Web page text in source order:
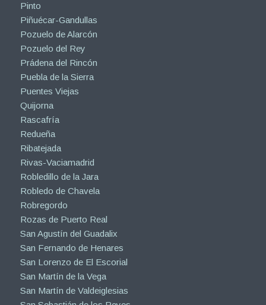
Pinto
Piñuécar-Gandullas
Pozuelo de Alarcón
Pozuelo del Rey
Prádena del Rincón
Puebla de la Sierra
Puentes Viejas
Quijorna
Rascafría
Redueña
Ribatejada
Rivas-Vaciamadrid
Robledillo de la Jara
Robledo de Chavela
Robregordo
Rozas de Puerto Real
San Agustín del Guadalix
San Fernando de Henares
San Lorenzo de El Escorial
San Martín de la Vega
San Martín de Valdeiglesias